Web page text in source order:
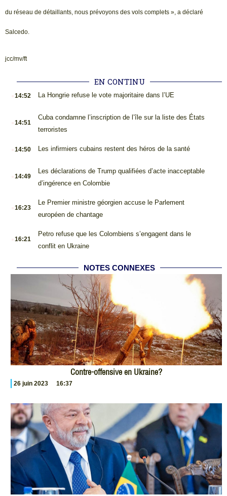
du réseau de détaillants, nous prévoyons des vols complets », a déclaré
Salcedo.
jcc/mv/ft
EN CONTINU
14:52 La Hongrie refuse le vote majoritaire dans l’UE
14:51
Cuba condamne l’inscription de l’île sur la liste des États
terroristes
14:50 Les infirmiers cubains restent des héros de la santé
14:49
Les déclarations de Trump qualifiées d’acte inacceptable
d’ingérence en Colombie
16:23
Le Premier ministre géorgien accuse le Parlement
européen de chantage
16:21
Petro refuse que les Colombiens s’engagent dans le
conflit en Ukraine
NOTES CONNEXES
Contre-offensive en Ukraine?
26 juin 2023 16:37